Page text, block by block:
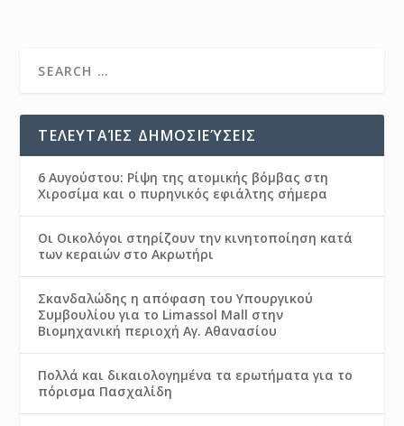
ΤΕΛΕΥΤΑΊΕΣ ΔΗΜΟΣΙΕΎΣΕΙΣ
6 Αυγούστου: Ρίψη της ατομικής βόμβας στη
Χιροσίμα και ο πυρηνικός εφιάλτης σήμερα
Οι Οικολόγοι στηρίζουν την κινητοποίηση κατά
των κεραιών στο Ακρωτήρι
Σκανδαλώδης η απόφαση του Υπουργικού
Συμβουλίου για το Limassol Mall στην
Βιομηχανική περιοχή Αγ. Αθανασίου
Πολλά και δικαιολογημένα τα ερωτήματα για το
πόρισμα Πασχαλίδη